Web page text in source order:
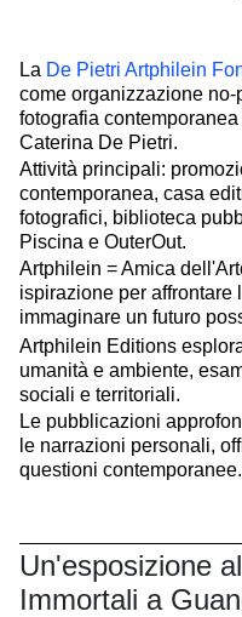
La De Pietri Artphilein
come organizzazione
fotografia
Caterina De Pietri.
Attività principali:
contemporanea, casa
fotografici, biblioteca
Piscina e OuterOut.
Artphilein = Amica
ispirazione per affrontare
immaginare un futuro
Artphilein Editions
umanità e ambiente,
sociali e territoriali.
Le pubblicazioni
le narrazioni personali,
questioni contemporanee.
Un'esposizione
Immortali a